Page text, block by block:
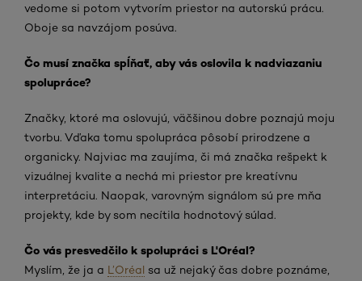
vedome si potom vytvorím priestor na autorskú prácu.
Oboje sa navzájom posúva.
Čo musí značka spĺňať, aby vás oslovila k nadviazaniu
spolupráce?
Značky, ktoré ma oslovujú, väčšinou dobre poznajú moju
tvorbu. Vďaka tomu spolupráca pôsobí prirodzene a
organicky. Najviac ma zaujíma, či má značka rešpekt k
vizuálnej kvalite a nechá mi priestor pre kreatívnu
interpretáciu. Naopak, varovným signálom sú pre mňa
projekty, kde by som necítila hodnotový súlad.
Čo vás presvedčilo k spolupráci s L'Oréal?
Myslím, že ja a L’Oréal sa už nejaký čas dobre poznáme,